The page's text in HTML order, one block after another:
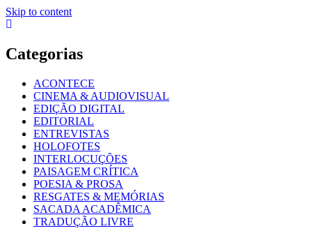
Skip to content
Categorias
ACONTECE
CINEMA & AUDIOVISUAL
EDIÇÃO DIGITAL
EDITORIAL
ENTREVISTAS
HOLOFOTES
INTERLOCUÇÕES
PAISAGEM CRÍTICA
POESIA & PROSA
RESGATES & MEMÓRIAS
SACADA ACADÊMICA
TRADUÇÃO LIVRE